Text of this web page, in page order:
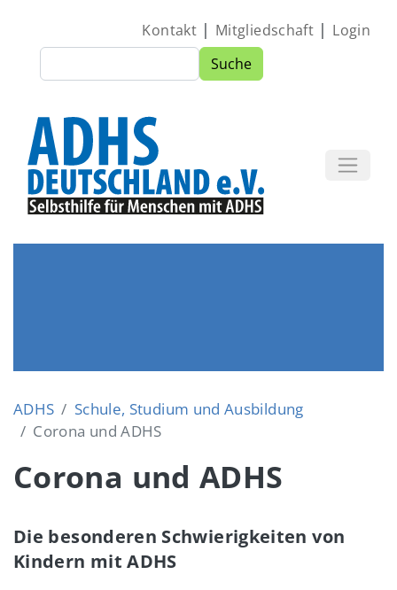
Suche Suche
Kontakt| Mitgliedschaft | Login
ADHS
Schule, Studium und Ausbildung
Corona und ADHS
Corona und ADHS
Die besonderen Schwierigkeiten von
Kindern mit ADHS